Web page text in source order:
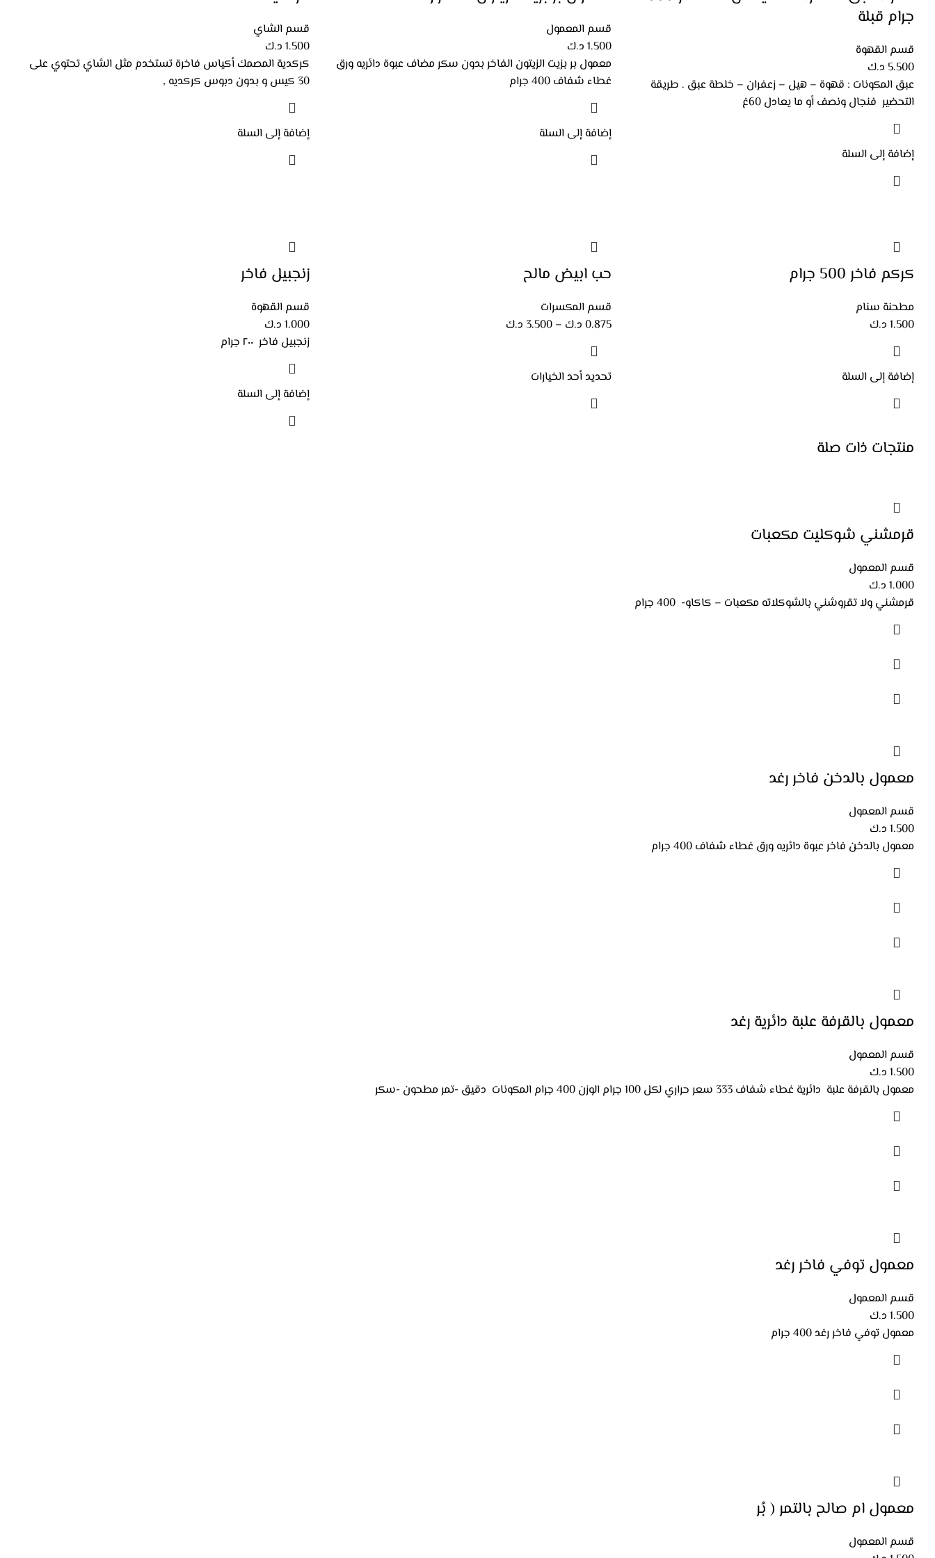
جرام قبلة
قسم القهوة
5.500 د.ك
عبق المكونات : قهوة – هيل – زعفران – خلطة عبق . طريقة
التحضير فنجال ونصف أو ما يعادل 60غ
إضافة إلى السلة
قسم المعمول
1.500 د.ك
معمول بر بزيت الزيتون الفاخر بدون سكر مضاف عبوة دائريه ورق
غطاء شفاف 400 جرام
إضافة إلى السلة
قسم الشاي
1.500 د.ك
كركدية المصمك أكياس فاخرة تستخدم مثل الشاي تحتوي على
30 كيس و بدون دبوس كركديه ,
إضافة إلى السلة
كركم فاخر 500 جرام
مطحنة سنام
1.500 د.ك
إضافة إلى السلة
حب ابيض مالح
قسم المكسرات
0.875 د.ك –
3.500 د.ك
تحديد أحد الخيارات
زنجبيل فاخر
قسم القهوة
1.000 د.ك
زنجبيل فاخر ٢٠٠ جرام
إضافة إلى السلة
منتجات ذات صلة
قرمشني شوكليت مكعبات
قسم المعمول
1.000 د.ك
قرمشني ولا تقروشني بالشوكلاته مكعبات – كاكاو- 400 جرام
معمول بالدخن فاخر رغد
قسم المعمول
1.500 د.ك
معمول بالدخن فاخر عبوة دائريه ورق غطاء شفاف 400 جرام
معمول بالقرفة علبة دائرية رغد
قسم المعمول
1.500 د.ك
معمول بالقرفة علبة دائرية غطاء شفاف 333 سعر حراري لكل 100 جرام الوزن 400 جرام المكونات دقيق -تمر مطحون -سكر
معمول توفي فاخر رغد
قسم المعمول
1.500 د.ك
معمول توفي فاخر رغد 400 جرام
معمول ام صالح بالتمر ( بُر
قسم المعمول